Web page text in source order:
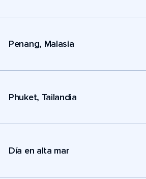
Penang, Malasia
Phuket, Tailandia
Día en alta mar